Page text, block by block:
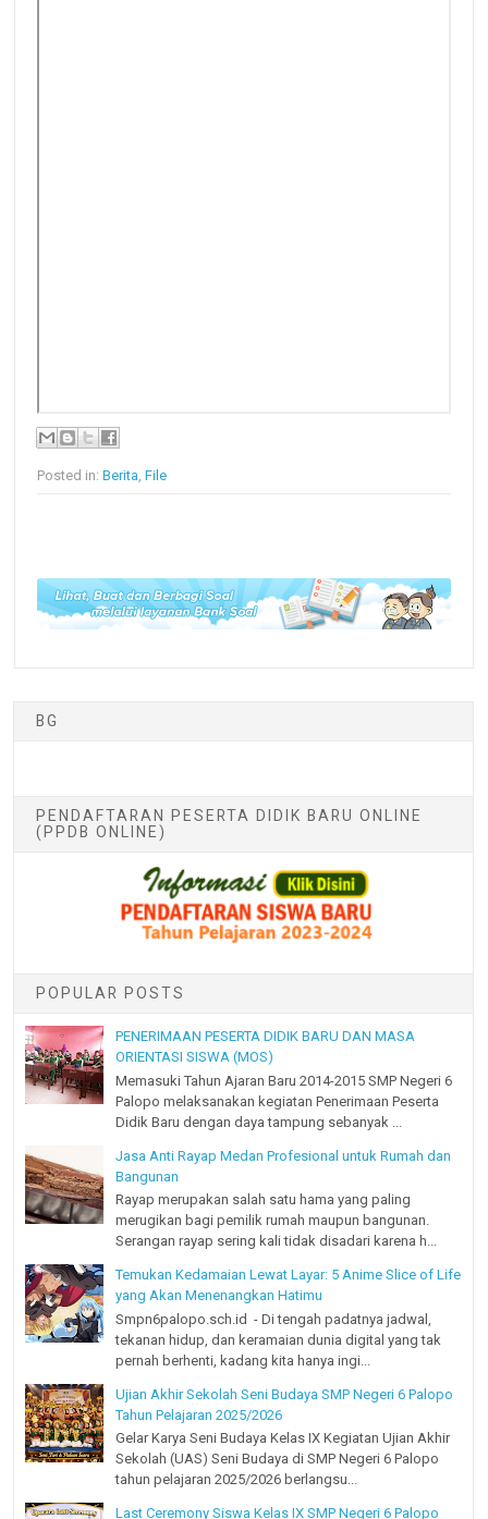
Posted in:Berita,File
BG
PENDAFTARAN PESERTA DIDIK BARU ONLINE
(PPDB ONLINE)
POPULAR POSTS
PENERIMAAN PESERTA DIDIK BARU DAN MASA
ORIENTASI SISWA (MOS)
Memasuki Tahun Ajaran Baru 2014-2015 SMP Negeri 6
Palopo melaksanakan kegiatan Penerimaan Peserta
Didik Baru dengan daya tampung sebanyak ...
Jasa Anti Rayap Medan Profesional untuk Rumah dan
Bangunan
Rayap merupakan salah satu hama yang paling
merugikan bagi pemilik rumah maupun bangunan.
Serangan rayap sering kali tidak disadari karena h...
Temukan Kedamaian Lewat Layar: 5 Anime Slice of Life
yang Akan Menenangkan Hatimu
Smpn6palopo.sch.id - Di tengah padatnya jadwal,
tekanan hidup, dan keramaian dunia digital yang tak
pernah berhenti, kadang kita hanya ingi...
Ujian Akhir Sekolah Seni Budaya SMP Negeri 6 Palopo
Tahun Pelajaran 2025/2026
Gelar Karya Seni Budaya Kelas IX Kegiatan Ujian Akhir
Sekolah (UAS) Seni Budaya di SMP Negeri 6 Palopo
tahun pelajaran 2025/2026 berlangsu...
Last Ceremony Siswa Kelas IX SMP Negeri 6 Palopo